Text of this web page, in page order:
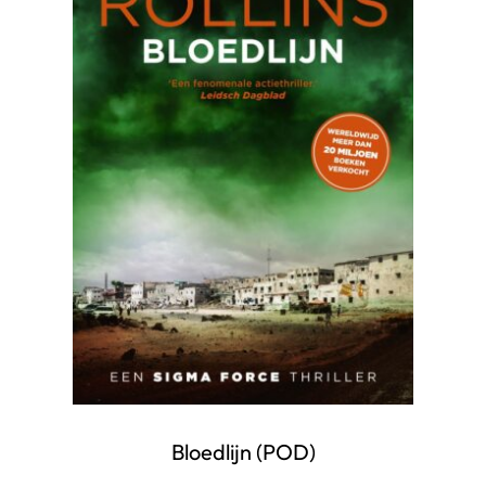
Bloedlijn (POD)